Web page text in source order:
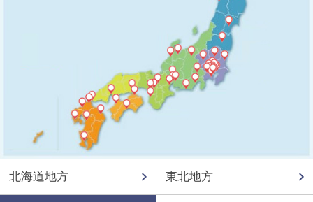
北海道地方 東北地方